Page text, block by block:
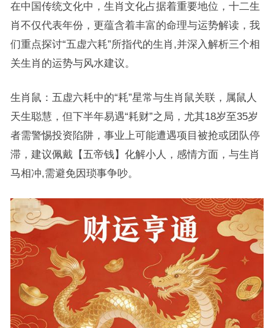
在中国传统文化中，生肖文化占据着重要地位，十二生
肖不仅代表年份，更蕴含着丰富的命理与运势解读，我
们重点探讨“五虚六耗”所指代的生肖,并深入解析三个相
关生肖的运势与风水建议。
生肖鼠：五虚六耗中的“耗”星常与生肖鼠关联，属鼠人
天生聪慧，但下半年易遇“耗财”之局，尤其18岁至35岁
者需警惕投资陷阱，事业上可能遭遇项目被抢或团队停
滞，建议佩戴【五帝钱】化解小人，感情方面，与生肖
马相冲,需避免因琐事争吵。